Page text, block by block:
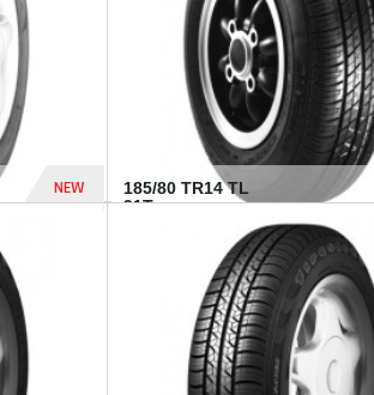
NEW
185/80 TR14 TL
91T...